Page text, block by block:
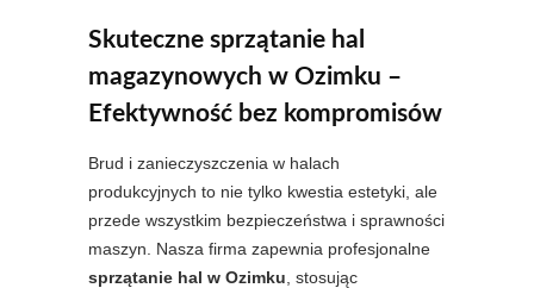
Skuteczne sprzątanie hal
magazynowych w Ozimku –
Efektywność bez kompromisów
Brud i zanieczyszczenia w halach
produkcyjnych to nie tylko kwestia estetyki, ale
przede wszystkim bezpieczeństwa i sprawności
maszyn. Nasza firma zapewnia profesjonalne
sprzątanie hal w Ozimku , stosując